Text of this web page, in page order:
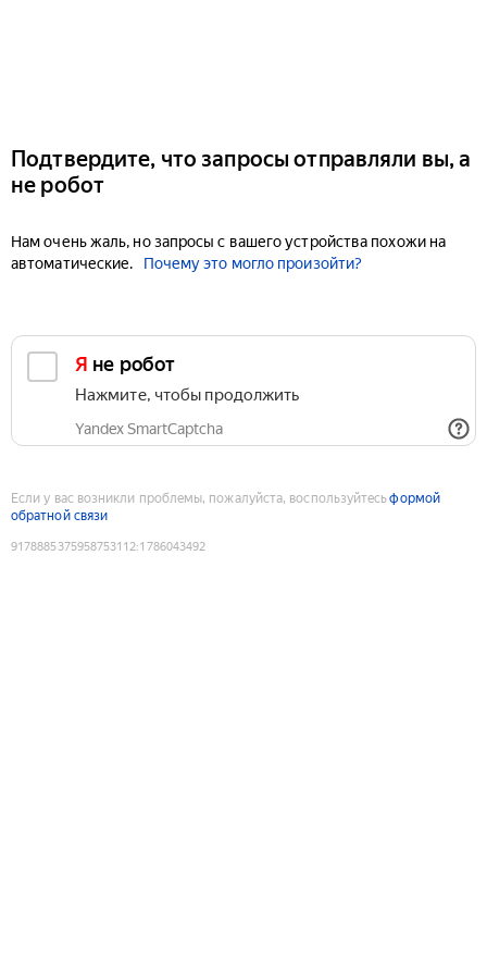
Подтвердите, что запросы отправляли вы, а
не робот
Нам очень жаль, но запросы с вашего устройства похожи на
автоматические.
Почему это могло произойти?
Я не робот
Нажмите, чтобы продолжить
Yandex SmartCaptcha
Если у вас возникли проблемы, пожалуйста, воспользуйтесьформой
обратной связи
9178885375958753112:1786043492